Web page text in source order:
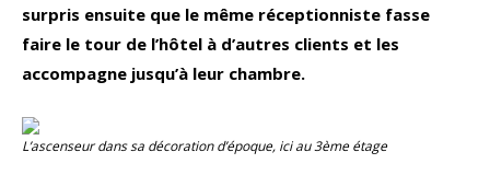
surpris ensuite que le même réceptionniste fasse
faire le tour de l’hôtel à d’autres clients et les
accompagne jusqu’à leur chambre.
L’ascenseur dans sa décoration d’époque, ici au 3ème étage